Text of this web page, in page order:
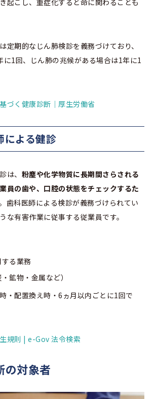
起こし、重症化すると命に関わることも
定期的なじん肺検診を義務づけており、
に1回、じん肺の兆候がある場合は1年に1
づく健康診断｜厚生労働省
による健診
は、 粉塵や化学物質に長期間さらされる
員の歯や、口腔の状態をチェックするた
歯科医師による検診が義務づけられてい
な有害作業に従事する従業員です。
る業務
鉱物・金属など）
・配置換え時・6ヵ月以内ごとに1回で
規則 | e-Gov 法令検索
の対象者